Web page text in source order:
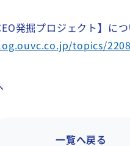
発掘プロジェクト】につ
topics/
一覧へ戻る